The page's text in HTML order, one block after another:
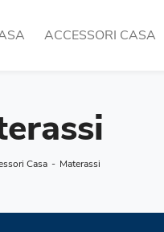
ACCESSORI CASA
Casa - Materassi